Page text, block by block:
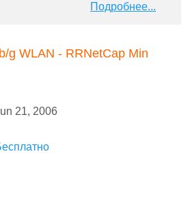
Подробнее...
g WLAN - RRNetCap Min
21, 2006